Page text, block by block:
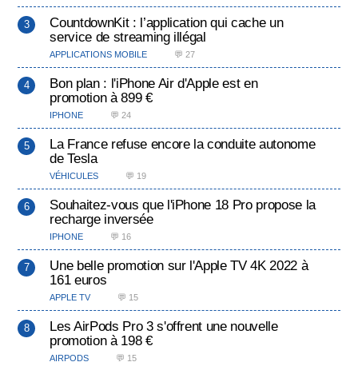
CountdownKit : l’application qui cache un
service de streaming illégal
APPLICATIONS MOBILE 💬 27
Bon plan : l'iPhone Air d'Apple est en
promotion à 899 €
IPHONE 💬 24
La France refuse encore la conduite autonome
de Tesla
VÉHICULES 💬 19
Souhaitez-vous que l'iPhone 18 Pro propose la
recharge inversée
IPHONE 💬 16
Une belle promotion sur l'Apple TV 4K 2022 à
161 euros
APPLE TV 💬 15
Les AirPods Pro 3 s'offrent une nouvelle
promotion à 198 €
AIRPODS 💬 15